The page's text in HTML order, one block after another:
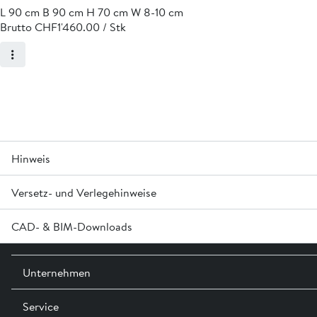
L 90 cm B 90 cm H 70 cm W 8-10 cm
Brutto CHF1'460.00 / Stk
Hinweis
W 8 – 10 cm
Versetz- und Verlegehinweise
Versetzen mit 3 Seilschlaufen M16 (nicht im Lieferumfang
Versetzen auf tragfähiger Fundationsschicht oder
CAD- & BIM-Downloads
Melden Sie sich an oder erstellen Sie in Login um Zugriff auf
Anmelden
Unternehmen
Kontakt / Standorte
Service